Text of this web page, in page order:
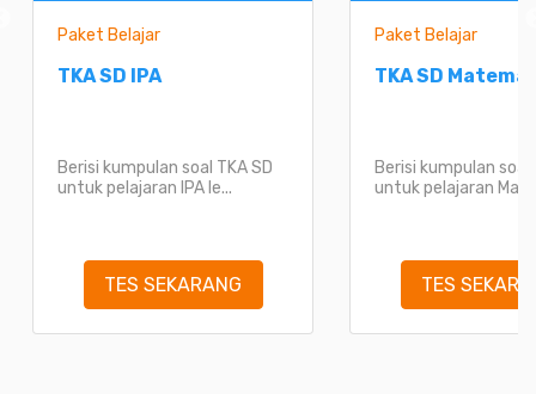
Paket Belajar
TKA SD IPA
Berisi kumpulan soal TKA SD
untuk pelajaran IPA le...
TES SEKARANG
Paket Belajar
TKA SD
Berisi kumpulan soal
untuk pelajaran
TES